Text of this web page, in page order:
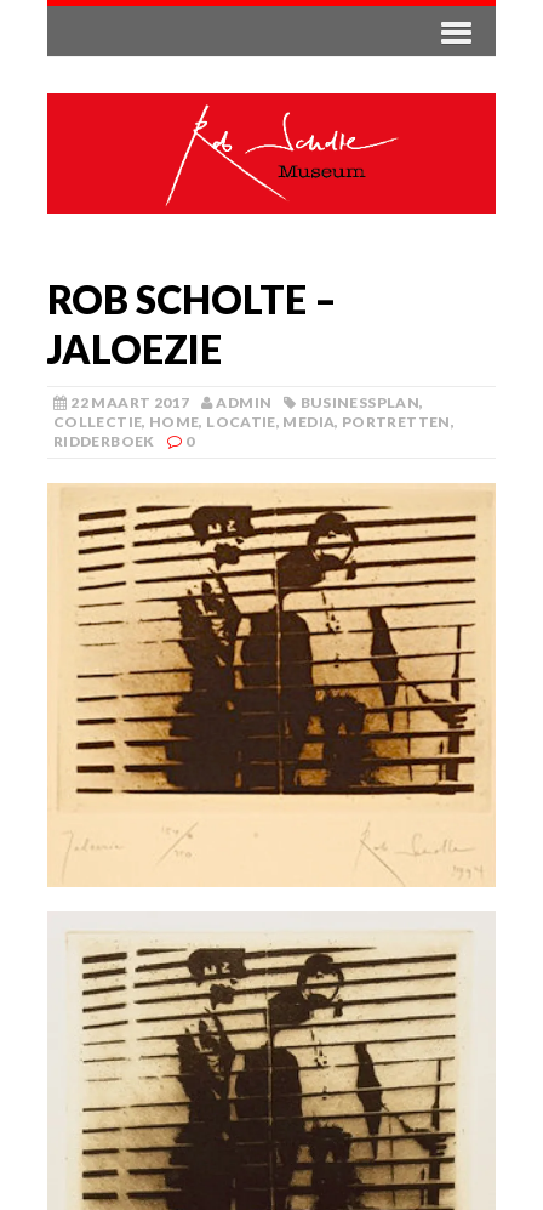
ROB SCHOLTE –
JALOEZIE
22 MAART 2017 ADMIN BUSINESSPLAN,
COLLECTIE, HOME, LOCATIE, MEDIA, PORTRETTEN,
RIDDERBOEK
0